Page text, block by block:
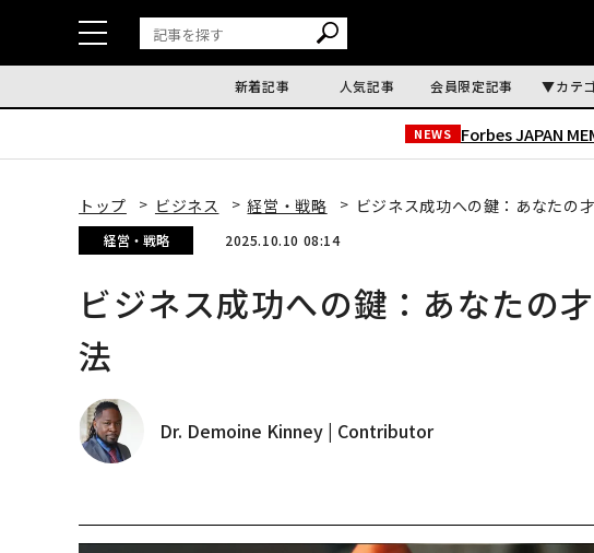
新着記事 人気記事 会員限定記事 カテ
NEWS Forbes JAPAN
トップ ビジネス 経営・戦略 ビジネス成功への鍵：あなたの
経営・戦略 2025.10.10 08:14
ビジネス成功への鍵：あなたの
法
Dr. Demoine Kinney | Contributor